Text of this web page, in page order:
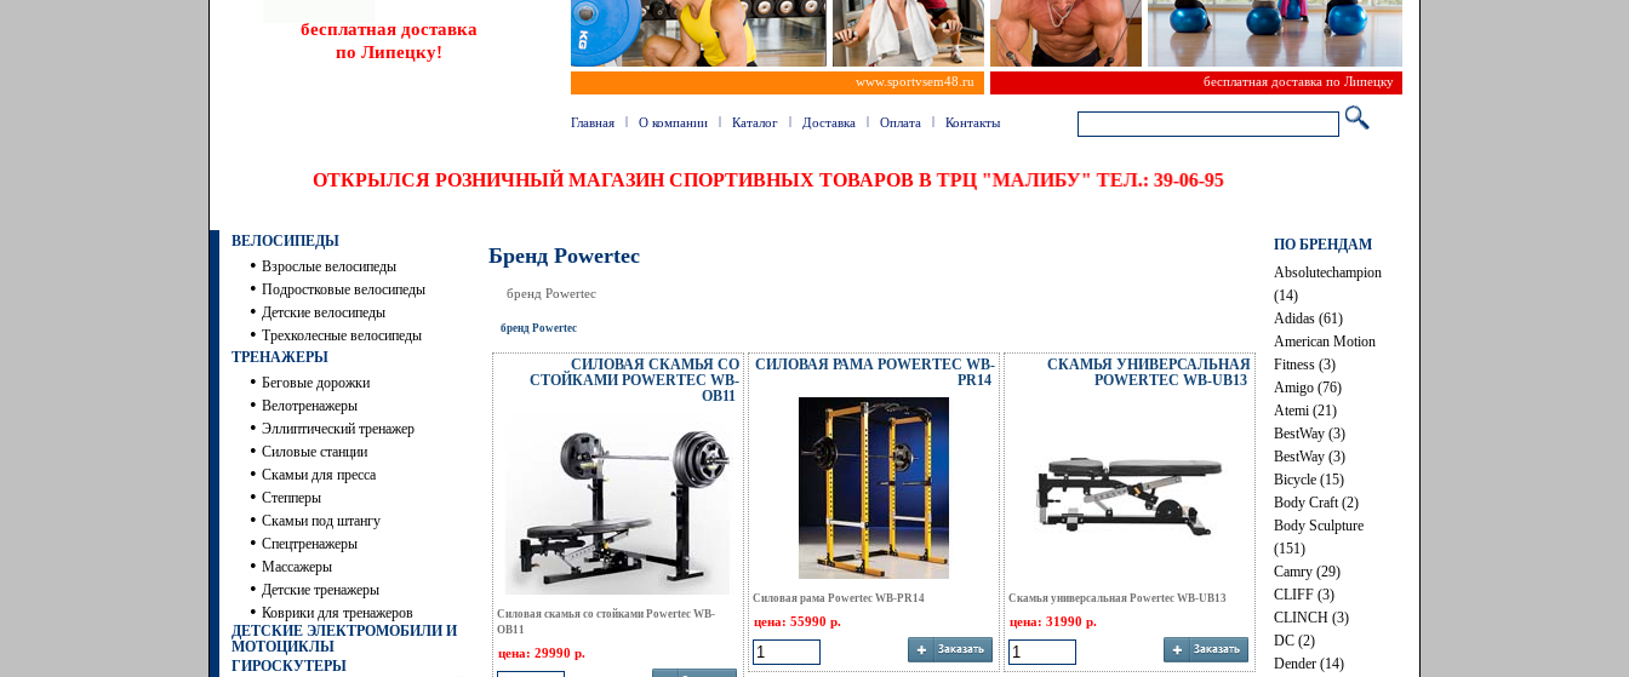
бесплатная доставка
по Липецку!
www.sportvsem48.ru бесплатная доставка по Липецку
Главная | О компании | Каталог | Доставка | Оплата | Контакты
ОТКРЫЛСЯ РОЗНИЧНЫЙ МАГАЗИН СПОРТИВНЫХ ТОВАРОВ В ТРЦ "МАЛИБУ" ТЕЛ.: 39-06-95
ВЕЛОСИПЕДЫ
• Взрослые велосипеды
• Подростковые велосипеды
• Детские велосипеды
• Трехколесные велосипеды
ТРЕНАЖЕРЫ
• Беговые дорожки
• Велотренажеры
• Эллиптический тренажер
• Силовые станции
• Скамьи для пресса
• Степперы
• Скамьи под штангу
• Спецтренажеры
• Массажеры
• Детские тренажеры
• Коврики для тренажеров
ДЕТСКИЕ ЭЛЕКТРОМОБИЛИ И
МОТОЦИКЛЫ
ГИРОСКУТЕРЫ
Бренд Powertec
бренд Powertec
бренд Powertec
СИЛОВАЯ СКАМЬЯ СО
СТОЙКАМИ POWERTEC WB-
OB11
Силовая скамья со стойками Powertec WB-
OB11
цена: 29990 р.
СИЛОВАЯ РАМА POWERTEC WB-
PR14
Силовая рама Powertec WB-PR14
цена: 55990 р.
СКАМЬЯ УНИВЕРСАЛЬНАЯ
POWERTEC WB-UB13
Скамья универсальная Powertec WB-UB13
цена: 31990 р.
ПО БРЕНДАМ
Absolutechampion
(14)
Adidas (61)
American Motion
Fitness (3)
Amigo (76)
Atemi (21)
BestWay (3)
BestWay (3)
Bicycle (15)
Body Craft (2)
Body Sculpture
(151)
Camry (29)
CLIFF (3)
CLINCH (3)
DC (2)
Dender (14)